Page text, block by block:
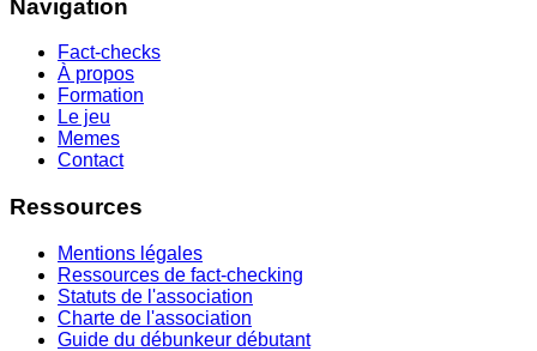
Navigation
Fact-checks
À propos
Formation
Le jeu
Memes
Contact
Ressources
Mentions légales
Ressources de fact-checking
Statuts de l'association
Charte de l'association
Guide du débunkeur débutant